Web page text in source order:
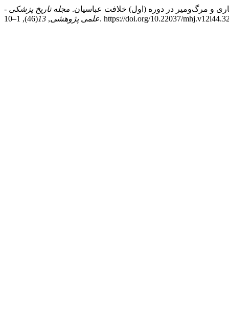
مجله تاریخ پزشکی -
علمی پژوهشی,
13 (46), 1–10. https://doi.org/10.22037/